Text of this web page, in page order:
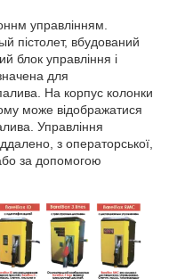
управлінням.
пістолет, вбудований
блок управління і
для
На корпус колонки
може відображатися
Управління
з операторської,
за допомогою